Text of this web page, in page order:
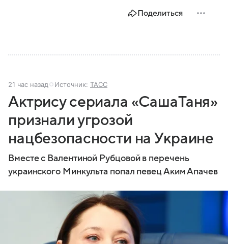
Поделиться
21 час назад Источник: ТАСС
Актрису сериала «СашаТаня»
признали угрозой
нацбезопасности на Украине
Вместе с Валентиной Рубцовой в перечень
украинского Минкульта попал певец Аким Апачев